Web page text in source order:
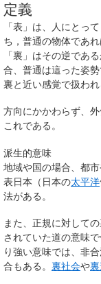
定義
「表」は、人にとっ
ち，普通の物体であ
「裏」はその逆であ
合、普通は這った姿
裏と近い感覚で扱われ
方向にかかわらず、
これである。
派生的意味
地域や国の場合、都
表日本（日本の太平洋
法がある。
また、正規に対して
されていた道の意味で
り強い意味では、非
合もある。 裏社会や